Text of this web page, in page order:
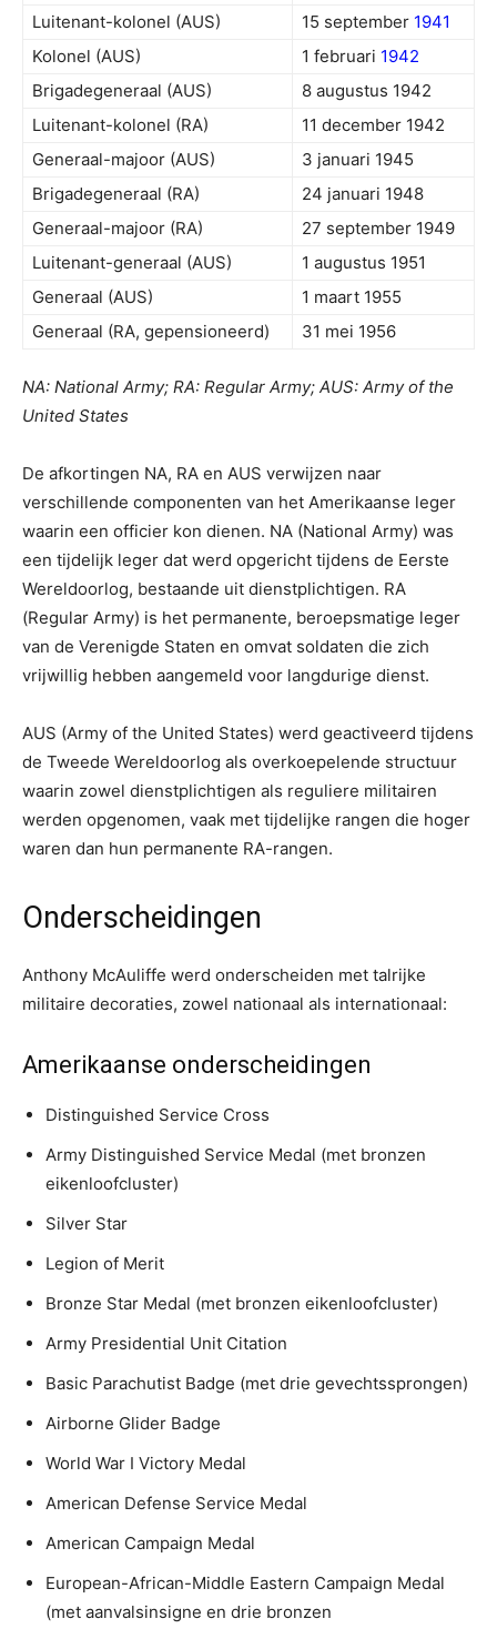
Luitenant-kolonel (AUS)
15 september 1941
Kolonel (AUS)
1 februari 1942
Brigadegeneraal (AUS)
8 augustus 1942
Luitenant-kolonel (RA)
11 december 1942
Generaal-majoor (AUS)
3 januari 1945
Brigadegeneraal (RA)
24 januari 1948
Generaal-majoor (RA)
27 september 1949
Luitenant-generaal (AUS)
1 augustus 1951
Generaal (AUS)
1 maart 1955
Generaal (RA, gepensioneerd)
31 mei 1956
NA: National Army; RA: Regular Army; AUS: Army of the
United States
De afkortingen NA, RA en AUS verwijzen naar
verschillende componenten van het Amerikaanse leger
waarin een officier kon dienen. NA (National Army) was
een tijdelijk leger dat werd opgericht tijdens de Eerste
Wereldoorlog, bestaande uit dienstplichtigen. RA
(Regular Army) is het permanente, beroepsmatige leger
van de Verenigde Staten en omvat soldaten die zich
vrijwillig hebben aangemeld voor langdurige dienst.
AUS (Army of the United States) werd geactiveerd tijdens
de Tweede Wereldoorlog als overkoepelende structuur
waarin zowel dienstplichtigen als reguliere militairen
werden opgenomen, vaak met tijdelijke rangen die hoger
waren dan hun permanente RA-rangen.
Onderscheidingen
Anthony McAuliffe werd onderscheiden met talrijke
militaire decoraties, zowel nationaal als internationaal:
Amerikaanse onderscheidingen
Distinguished Service Cross
Army Distinguished Service Medal (met bronzen
eikenloofcluster)
Silver Star
Legion of Merit
Bronze Star Medal (met bronzen eikenloofcluster)
Army Presidential Unit Citation
Basic Parachutist Badge (met drie gevechtssprongen)
Airborne Glider Badge
World War I Victory Medal
American Defense Service Medal
American Campaign Medal
European-African-Middle Eastern Campaign Medal
(met aanvalsinsigne en drie bronzen